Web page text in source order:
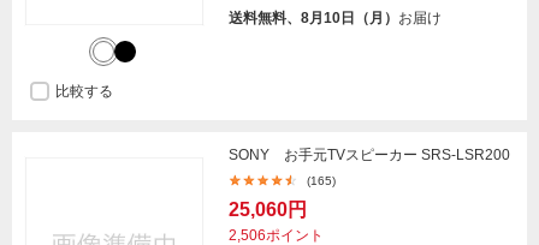
送料無料、8月10日（月） お届け
比較する
SONY お手元TVスピーカー SRS-LSR200
(165)
25,060円
2,506ポイント